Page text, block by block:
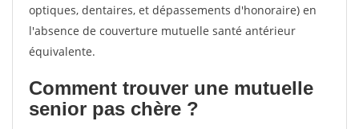
optiques, dentaires, et dépassements d'honoraire) en
l'absence de couverture mutuelle santé antérieur
équivalente.
Comment trouver une mutuelle
senior pas chère ?